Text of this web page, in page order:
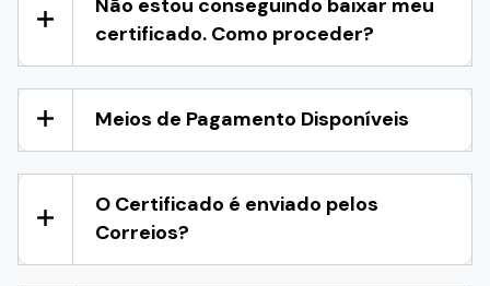
certificado. Como proceder?
Meios de Pagamento Disponíveis
O Certificado é enviado pelos
Correios?